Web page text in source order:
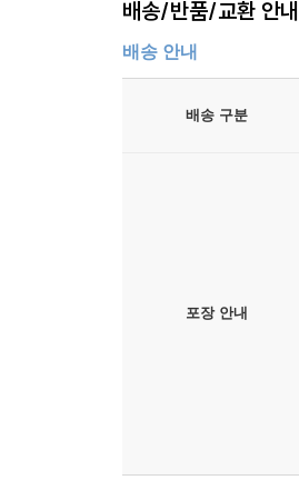
배송/반품/교환 안내
배송 안내
배송 구분
포장 안내